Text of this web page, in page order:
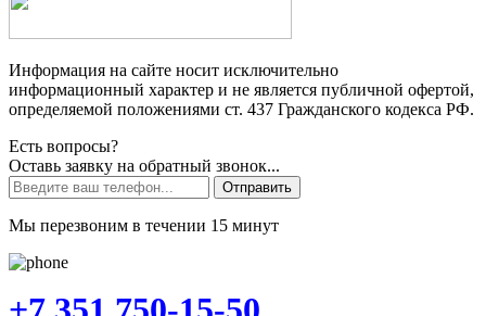
Информация на сайте носит исключительно
информационный характер и не является публичной офертой,
определяемой положениями ст. 437 Гражданского кодекса РФ.
Есть вопросы?
Оставь заявку на обратный звонок...
Отправить
Мы перезвоним в течении 15 минут